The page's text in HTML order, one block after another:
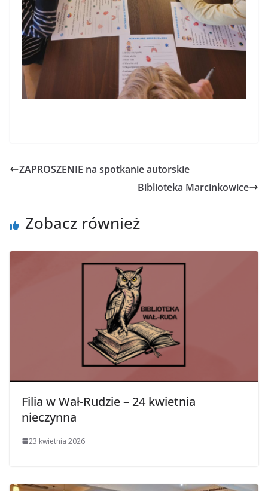
ZAPROSZENIE na spotkanie autorskie
Biblioteka Marcinkowice
Zobacz również
Filia w Wał-Rudzie – 24 kwietnia
nieczynna
23 kwietnia 2026